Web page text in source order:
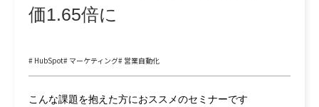
価1.65倍に
# HubSpot# マーケティング# 営業自動化
こんな課題を抱えた方におススメのセミナーです